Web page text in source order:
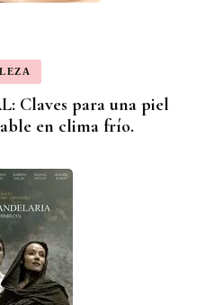
Claves para una piel
en clima frío.